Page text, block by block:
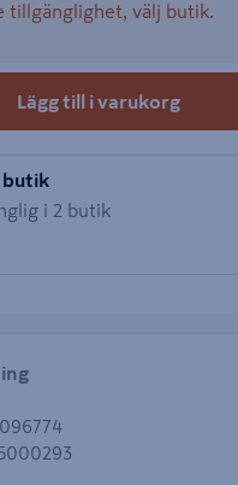
tillgänglighet, välj butik.
Lägg till i varukorg
butik
i 2 butik